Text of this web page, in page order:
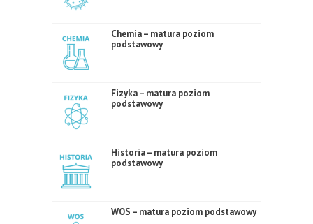
Chemia – matura poziom
podstawowy
Fizyka – matura poziom
podstawowy
Historia – matura poziom
podstawowy
WOS – matura poziom podstawowy